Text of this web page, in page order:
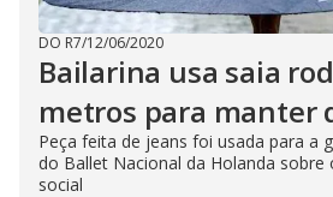
DO R7/12/06/2020
Bailarina usa saia
metros para manter
Peça feita de jeans foi usada para a
do Ballet Nacional da Holanda sobre
social